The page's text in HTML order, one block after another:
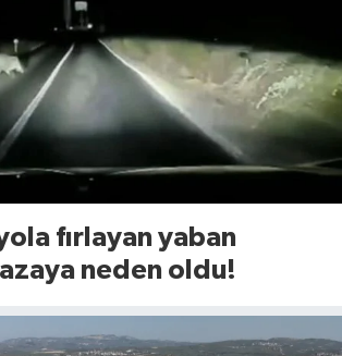
fırlayan yaban
neden oldu!